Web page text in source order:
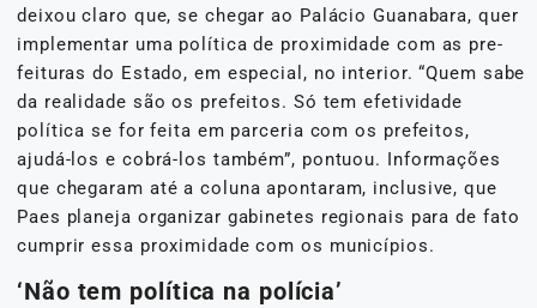
deixou claro que, se chegar ao Palácio Guanabara, quer
implementar uma política de proximidade com as pre-
feituras do Estado, em especial, no interior. “Quem sabe
da realidade são os prefeitos. Só tem efetividade
política se for feita em parceria com os prefeitos,
ajudá-los e cobrá-los também”, pontuou. Informações
que chegaram até a coluna apontaram, inclusive, que
Paes planeja organizar gabinetes regionais para de fato
cumprir essa proximidade com os municípios.
‘Não tem política na polícia’